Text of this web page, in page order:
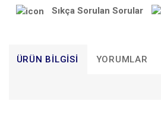
Sıkça Sorulan Sorular
ÜRÜN BILGISI YORUMLAR